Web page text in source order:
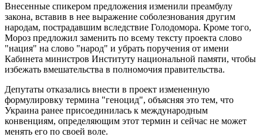
Внесенные спикером предложения изменили преамбулу
закона, вставив в нее выражение соболезнования другим
народам, пострадавшим вследствие Голодомора. Кроме того,
Мороз предложил заменить по всему тексту проекта слово
"нация" на слово "народ" и убрать поручения от имени
Кабинета министров Институту национальной памяти, чтобы
избежать вмешательства в полномочия правительства.
Депутаты отказались внести в проект измененную
формулировку термина "геноцид", объясняя это тем, что
Украина ранее присоединилась к международным
конвенциям, определяющим этот термин и сейчас не может
менять его по своей воле.